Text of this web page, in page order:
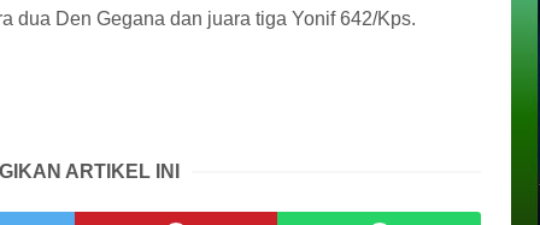
dua Den Gegana dan juara tiga Yonif 642/Kps.
ARTIKEL INI